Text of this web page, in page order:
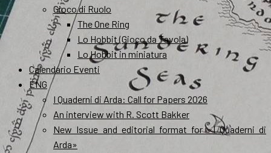
Gioco di Ruolo
The One Ring
Lo Hobbit (Gioco da Tavola)
Lo Hobbit in miniatura
Calendario Eventi
ENG
I Quaderni di Arda: Call for Papers 2026
An interview with R. Scott Bakker
New Issue and editorial format for «I Quaderni di
Arda»